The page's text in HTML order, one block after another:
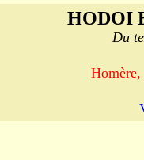
HODOI
Du